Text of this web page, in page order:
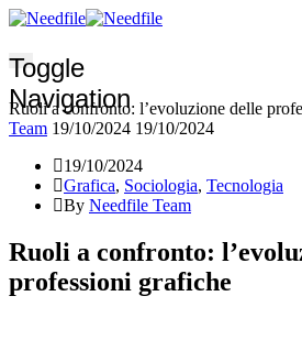
Toggle
Navigation
Ruoli a confronto: l’evoluzione delle
Team 19/10/2024 19/10/2024
19/10/2024
Grafica, Sociologia, Tecnologia
By Needfile Team
Ruoli a confronto:
professioni grafiche